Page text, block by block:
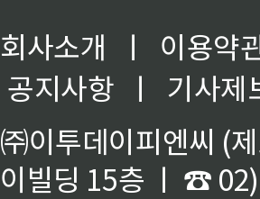
회사소개 ㅣ
이용약
공지사항
ㅣ
기사제
㈜이투데이피엔씨 (
이빌딩 15층 ㅣ ☎